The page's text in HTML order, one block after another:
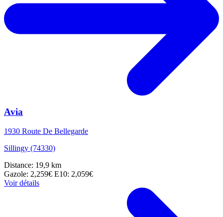
Avia
1930 Route De Bellegarde
Sillingy (74330)
Distance: 19,9 km
Gazole: 2,259€ E10: 2,059€
Voir détails